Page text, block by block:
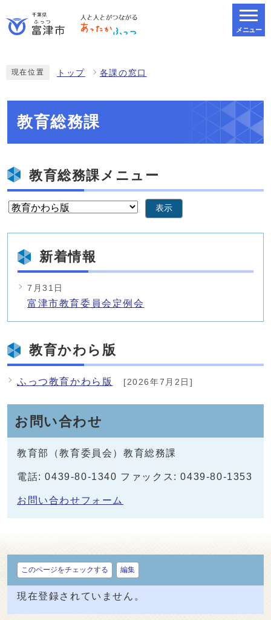
メニュー
現在位置 トップ 各課の窓口
教育総務課
教育総務課メニュー
表示
新着情報
7月31日
富津市教育委員会定例会
教育かわら版
ふっつ教育かわら版 [2026年7月2日]
お問い合わせ
教育部（教育委員会）教育総務課
電話: 0439-80-1340 ファックス: 0439-80-1353
お問い合わせフォーム
このページをチェックする 編集
現在登録されていません。